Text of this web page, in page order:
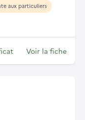
aux particuliers
Voir la fiche